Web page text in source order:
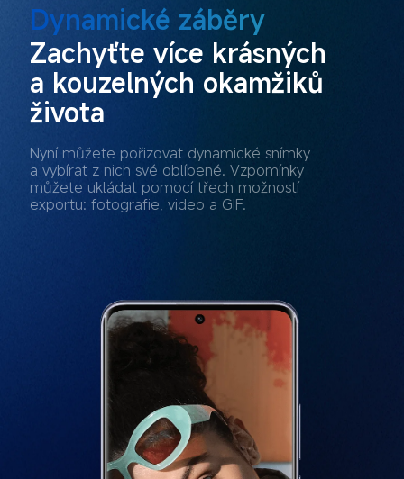
Dynamické záběry
Zachyťte více krásných
a kouzelných okamžiků
života
Nyní můžete pořizovat dynamické snímky
a vybírat z nich své oblíbené. Vzpomínky
můžete ukládat pomocí třech možností
exportu: fotografie, video a GIF.